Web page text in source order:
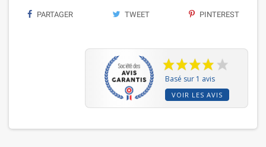
PARTAGER TWEET PINTEREST
Basé sur 1 avis
VOIR LES AVIS